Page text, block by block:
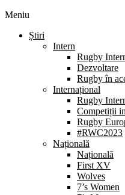
Meniu
Știri
Intern
Rugby
Dezvoltare
Rugby în
Internațional
Rugby
Competiții
Rugby
#RWC2023
Națională
Națională
First XV
Wolves
7’s Women